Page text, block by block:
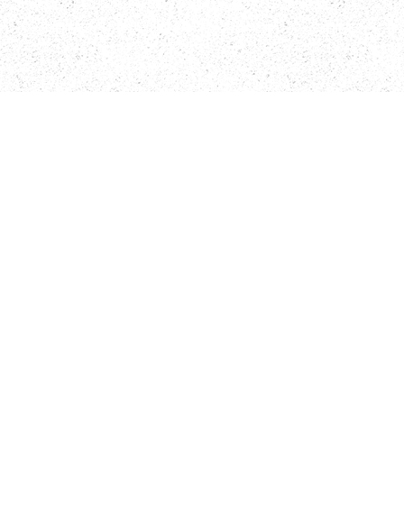
POTENCIAL DE RENTABILIDAD.
PRECIO FROM $144,450 USD